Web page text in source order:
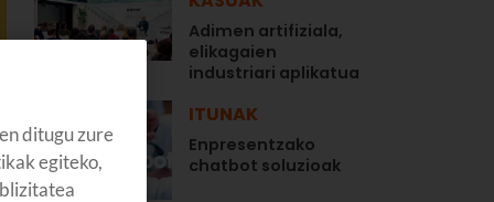
Adimen artifiziala,
elikagaien
industriari aplikatua
ITUNAK
Enpresentzako
chatbot soluzioak
ditugu zure
egiteko,